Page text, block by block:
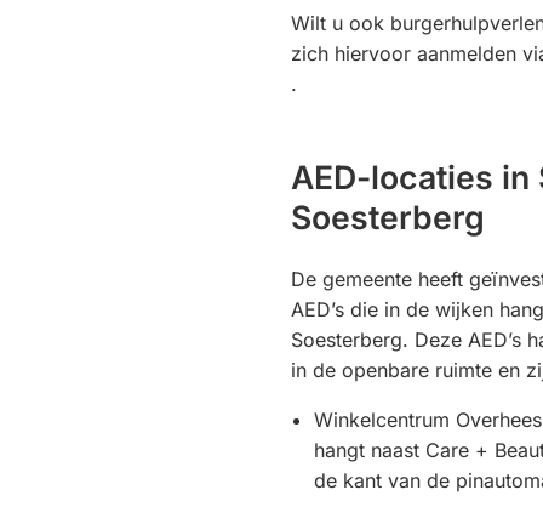
Wilt u ook
zich hiervoor aanmelden
.
AED-locaties in
Soesterberg
De gemeente heeft
AED’s die in de wijken
Soesterberg. Deze AED’s
in de openbare ruimte en
Winkelcentrum
hangt naast Care +
de kant van de